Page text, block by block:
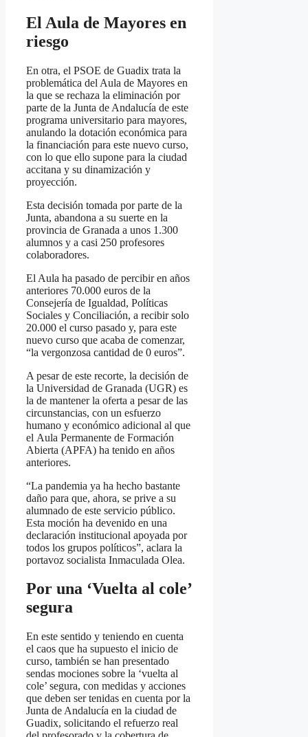
El Aula de Mayores en
riesgo
En otra, el PSOE de Guadix trata la
problemática del Aula de Mayores en
la que se rechaza la eliminación por
parte de la Junta de Andalucía de este
programa universitario para mayores,
anulando la dotación económica para
la financiación para este nuevo curso,
con lo que ello supone para la ciudad
accitana y su dinamización y
proyección.
Esta decisión tomada por parte de la
Junta, abandona a su suerte en la
provincia de Granada a unos 1.300
alumnos y a casi 250 profesores
colaboradores.
El Aula ha pasado de percibir en años
anteriores 70.000 euros de la
Consejería de Igualdad, Políticas
Sociales y Conciliación, a recibir solo
20.000 el curso pasado y, para este
nuevo curso que acaba de comenzar,
“la vergonzosa cantidad de 0 euros”.
A pesar de este recorte, la decisión de
la Universidad de Granada (UGR) es
la de mantener la oferta a pesar de las
circunstancias, con un esfuerzo
humano y económico adicional al que
el Aula Permanente de Formación
Abierta (APFA) ha tenido en años
anteriores.
“La pandemia ya ha hecho bastante
daño para que, ahora, se prive a su
alumnado de este servicio público.
Esta moción ha devenido en una
declaración institucional apoyada por
todos los grupos políticos”, aclara la
portavoz socialista Inmaculada Olea.
Por una ‘Vuelta al cole’
segura
En este sentido y teniendo en cuenta
el caos que ha supuesto el inicio de
curso, también se han presentado
sendas mociones sobre la ‘vuelta al
cole’ segura, con medidas y acciones
que deben ser tenidas en cuenta por la
Junta de Andalucía en la ciudad de
Guadix, solicitando el refuerzo real